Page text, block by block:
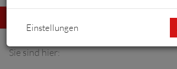
umschalten
Sie sind hier:
Einstellungen